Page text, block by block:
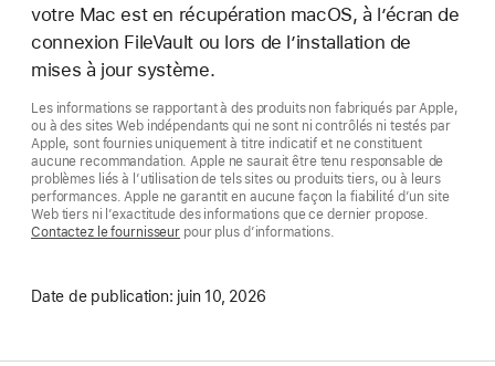
votre Mac est en récupération macOS, à l’écran de
connexion FileVault ou lors de l’installation de
mises à jour système.
Les informations se rapportant à des produits non fabriqués par Apple,
ou à des sites Web indépendants qui ne sont ni contrôlés ni testés par
Apple, sont fournies uniquement à titre indicatif et ne constituent
aucune recommandation. Apple ne saurait être tenu responsable de
problèmes liés à l’utilisation de tels sites ou produits tiers, ou à leurs
performances. Apple ne garantit en aucune façon la fiabilité d’un site
Web tiers ni l’exactitude des informations que ce dernier propose.
Contactez le fournisseur pour plus d’informations.
Date de publication: juin 10, 2026